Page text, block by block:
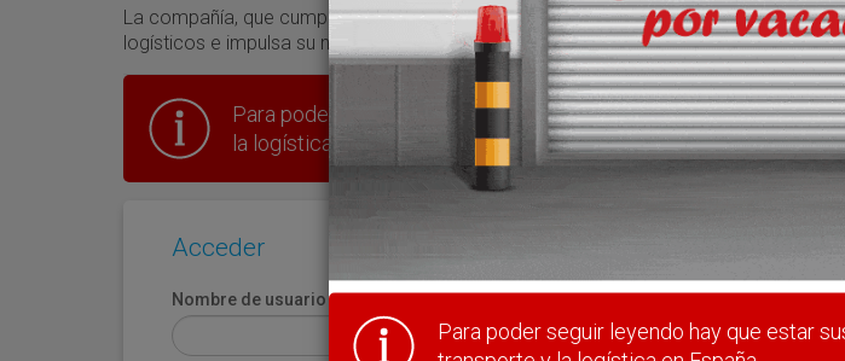
La compañía, que cumple su vigésimo aniversario en nuestro país, prepara la
logísticos e impulsa su nueva unidad de negocio para el sector ‘farma’.
Para poder seguir leyendo hay que estar suscrito a Transporte
la logística en España.
Acceder
Nombre de usuario Nombre de
Para poder seguir leyendo hay que estar